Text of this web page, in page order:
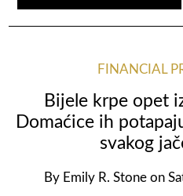
FINANCIAL
Bijele krpe opet
Domaćice ih
svakog
By Emily R. Stone on